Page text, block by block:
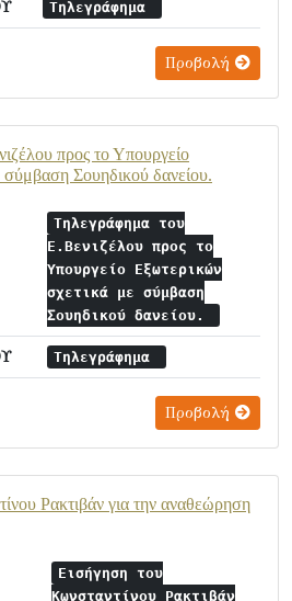
Τηλεγράφημα
Προβολή
προς το Υπουργείο
Σουηδικού δανείου.
Τηλεγράφημα του
Ε.Βενιζέλου προς το
Υπουργείο Εξωτερικών
σχετικά με σύμβαση
Σουηδικού δανείου.
Τηλεγράφημα
Προβολή
Ρακτιβάν για την αναθεώρηση
Εισήγηση του
Κωνσταντίνου Ρακτιβάν